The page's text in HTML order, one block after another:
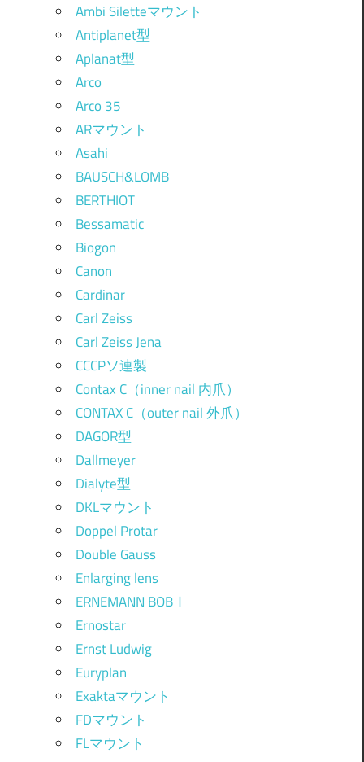
Ambi Siletteマウント
Antiplanet型
Aplanat型
Arco
Arco 35
ARマウント
Asahi
BAUSCH&LOMB
BERTHIOT
Bessamatic
Biogon
Canon
Cardinar
Carl Zeiss
Carl Zeiss Jena
CCCPソ連製
Contax C（inner nail 内爪）
CONTAX C（outer nail 外爪）
DAGOR型
Dallmeyer
Dialyte型
DKLマウント
Doppel Protar
Double Gauss
Enlarging lens
ERNEMANN BOBⅠ
Ernostar
Ernst Ludwig
Euryplan
Exaktaマウント
FDマウント
FLマウント